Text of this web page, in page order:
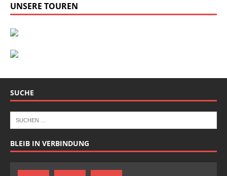
UNSERE TOUREN
SUCHE
BLEIB IN VERBINDUNG